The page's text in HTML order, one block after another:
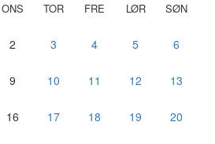
ONS TOR FRE LØR SØN
2 3 4 5 6
9 10 11 12 13
16 17 18 19 20